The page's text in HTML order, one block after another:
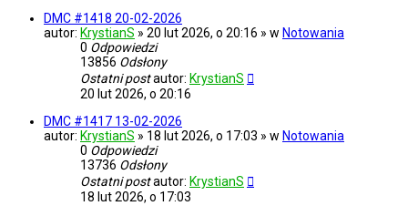
DMC #1418 20-02-2026
autor: KrystianS » 20 lut 2026, o 20:16 » w Notowania
0 Odpowiedzi
13856 Odsłony
Ostatni postautor: KrystianS
20 lut 2026, o 20:16
DMC #1417 13-02-2026
autor: KrystianS » 18 lut 2026, o 17:03 » w Notowania
0 Odpowiedzi
13736 Odsłony
Ostatni postautor: KrystianS
18 lut 2026, o 17:03